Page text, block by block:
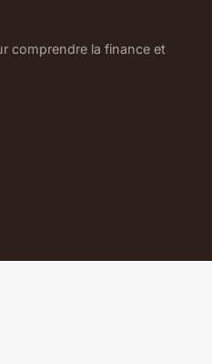
comprendre la finance et